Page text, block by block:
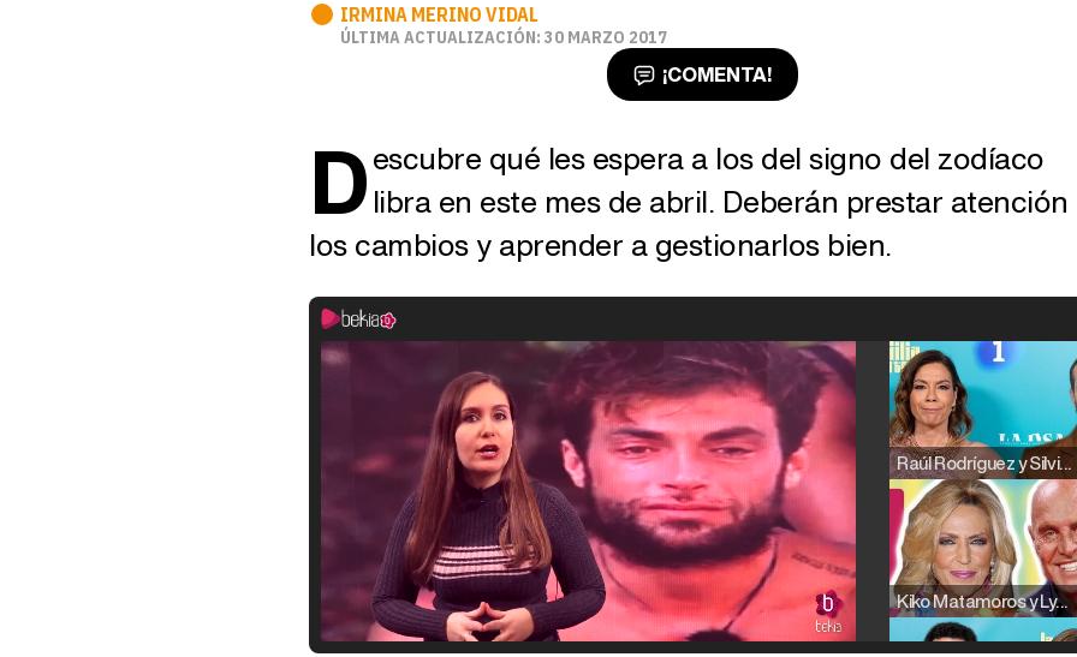
IRMINA MERINO VIDAL
ÚLTIMA ACTUALIZACIÓN: 30 MARZO 2017
¡COMENTA!
Descubre qué les espera a los del signo del zodíaco
libra en este mes de abril. Deberán prestar atención
los cambios y aprender a gestionarlos bien.
Raúl Rodríguez y Silvia Taulés nos cuentan su papel en 'La familia de la tele'
Kiko Matamoros y Lydia Lozano: "Nuestro público es de todas las edades y RTVE tiene un público muy pegado a las novelas, al que tenemos que captar"